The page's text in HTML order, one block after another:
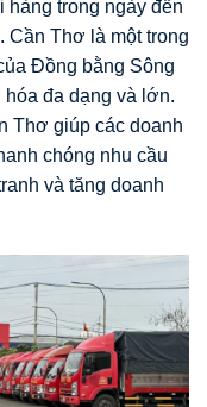
hàng trong ngày đến
Cần Thơ là một trong
Đồng bằng Sông
đa dạng và lớn.
Thơ giúp các doanh
chóng nhu cầu
và tăng doanh